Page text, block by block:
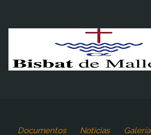
Documentos Noticias Galería